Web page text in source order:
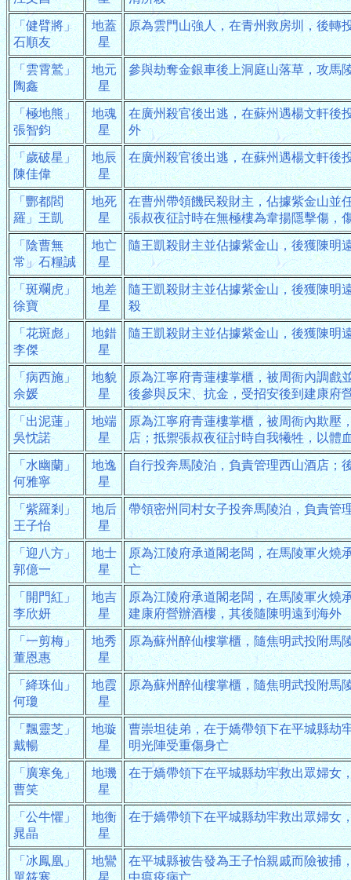
「健臂將」
石順友
地蓋
星
原為雲門山強人，在青州救房圳，後轉
「雲霄鷲」
陶鑫
地元
星
參與劫奪金銀車後上洞庭山落草，攻馬
「極地熊」
張智鈞
地魂
星
在廣州殺官後出逃，在蘇州遇楊文軒後
外
「歲破星」
陳佳偉
地辰
星
在廣州殺官後出逃，在蘇州遇楊文軒後
「酆都閻
羅」王凱
地死
星
在曹州帶領饑民殺財主，佔據紫金山並
張叔夜征討時在無極樓為韋揚隱擊傷，
「陰曹無
常」石糧誠
地亡
星
隨王凱殺財主並佔據紫金山，後獲陳明
「斑斕虎」
徐寶
地差
星
隨王凱殺財主並佔據紫金山，後獲陳明
殺
「花斑彪」
李傑
地錯
星
隨王凱殺財主並佔據紫金山，後獲陳明
「病西施」
余媛
地貌
星
原為江寧府青蓮樓掌櫃，被周衙內調戲
後參與反宋、抗金，受招安後到建康府
「出泥蓮」
吳忱諾
地端
星
原為江寧府青蓮樓掌櫃，被周衙內欺壓
店；抵禦張叔夜征討時自我犧牲，以體
「水幽蘭」
何雅寧
地逸
星
自行投奔馬陵泊，負責管理西山酒店；
「紫羅剎」
王子怡
地后
星
帶領密州同村女子投奔馬陵泊，負責管
「迎八方」
郭億一
地士
星
原為江陵府承道閣老闆，在馬陵軍火燒
亡
「開門紅」
李欣妍
地吉
星
原為江陵府承道閣老闆，在馬陵軍火燒
建康府營辦酒樓，其後隨陳明遠到海外
「一剪梅」
董恩惠
地秀
星
原為蘇州醉仙樓掌櫃，隨焦明武投附馬
「絳珠仙」
何瓊
地霞
星
原為蘇州醉仙樓掌櫃，隨焦明武投附馬
「飄靈芝」
戴暢
地璇
星
曹崇坦徒弟，在于嬌帶領下在平城縣劫
明光陣受重傷身亡
「廣寒兔」
曹笑
地璣
星
在于嬌帶領下在平城縣劫牢救出眾婦女
「公牛懼」
晁晶
地衡
星
在于嬌帶領下在平城縣劫牢救出眾婦女
「冰鳳凰」
單筱寒
地鸞
星
在平城縣被告發為王子怡親戚而險被捕
中瘟疫病亡